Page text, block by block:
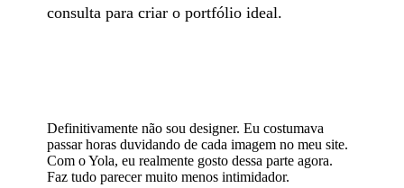
consulta para criar o portfólio ideal.
Definitivamente não sou designer. Eu costumava
passar horas duvidando de cada imagem no meu site.
Com o Yola, eu realmente gosto dessa parte agora.
Faz tudo parecer muito menos intimidador.